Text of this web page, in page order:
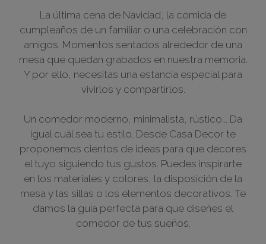
La última cena de Navidad, la comida de
cumpleaños de un familiar o una celebración con
amigos. Momentos sentados alrededor de una
mesa que quedan grabados en nuestra memoria.
Y por ello, necesitas una estancia especial para
vivirlos y compartirlos.
Un comedor moderno, minimalista, rústico... Da
igual cuál sea tu estilo. Desde Casa Decor te
proponemos cientos de ideas para que decores
el tuyo siguiendo tus gustos. Puedes inspirarte
en los materiales y colores, la disposición de la
mesa y las sillas o los elementos decorativos. Te
damos la guía perfecta para que diseñes el
comedor de tus sueños.